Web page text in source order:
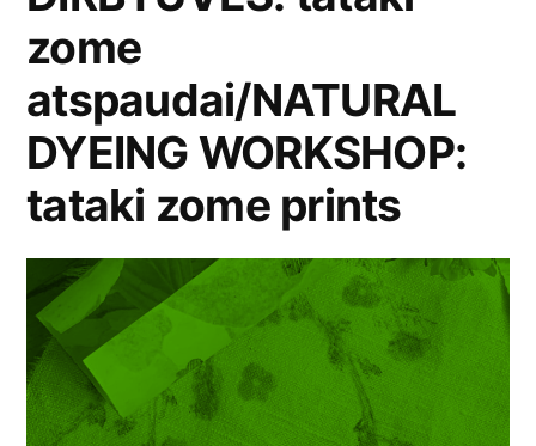
zome
atspaudai/NATURAL
DYEING WORKSHOP:
tataki zome prints